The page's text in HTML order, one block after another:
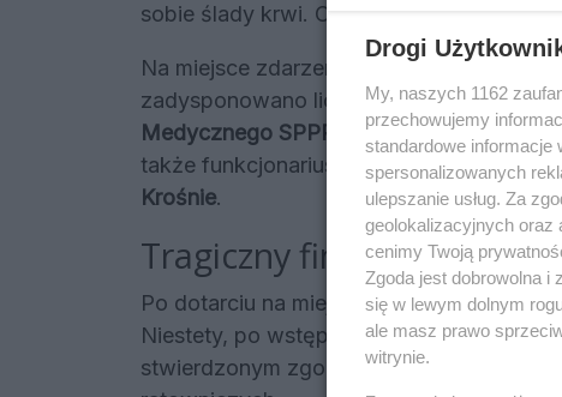
sobie ślady krwi. O tym zdarzeniu jako
Na miejsce zdarzenia, położone w
zadysponowano liczne jednostki
Medycznego SPPR Krosno, strażacy z
także funkcjonariusze Wydziału Ruchu
Krośnie.
Tragiczny finał akcji
Po dotarciu na miejsce, ratownicy
Niestety, po wstępnym badaniu,
stwierdzonym zgonem, odstąpiono od
Drogi
My, naszych 1162
przechowujemy
standardowe informacje
spersonalizowanych
ulepszanie usług. Za
geolokalizacyjnych oraz
cenimy Twoją
Zgoda jest dobrowolna
się w lewym dolnym
ale masz prawo
witrynie.